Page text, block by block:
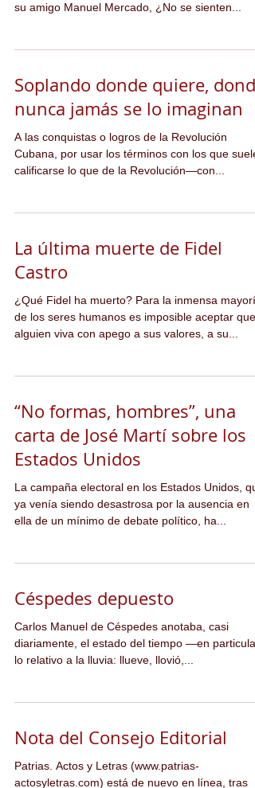
su amigo Manuel Mercado, ¿No se sienten...
Soplando donde quiere, donde
nunca jamás se lo imaginan
A las conquistas o logros de la Revolución
Cubana, por usar los términos con los que suele
calificarse lo que de la Revolución—con...
La última muerte de Fidel
Castro
¿Qué Fidel ha muerto? Para la inmensa mayoría
de los seres humanos es imposible aceptar que
alguien viva con apego a sus valores, a su...
“No formas, hombres”, una
carta de José Martí sobre los
Estados Unidos
La campaña electoral en los Estados Unidos,
ya venía siendo desastrosa por la ausencia en
ella de un mínimo de debate político, ha...
Céspedes depuesto
Carlos Manuel de Céspedes anotaba, casi
diariamente, el estado del tiempo —en particular,
lo relativo a la lluvia: llueve, llovió,...
Nota del Consejo Editorial
Patrias. Actos y Letras (www.patrias-
actosyletras.com) está de nuevo en línea, tras